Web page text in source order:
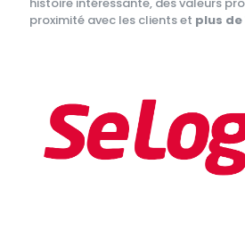
proximité avec les clients et plus de